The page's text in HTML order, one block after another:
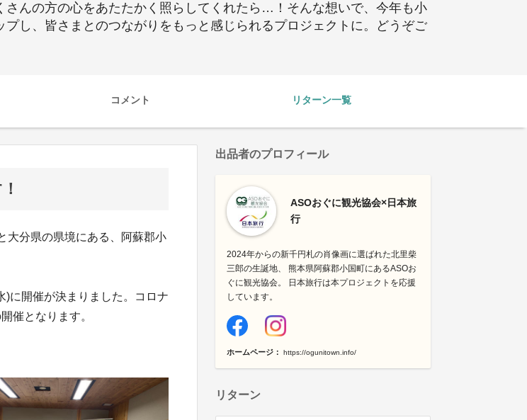
んの方の心をあたたかく照らしてくれたら…！そんな想いで、今年も小
し、皆さまとのつながりをもっと感じられるプロジェクトに。どうぞご
コメント リターン一覧
大分県の県境にある、阿蘇郡小
)に開催が決まりました。コロナ
催となります。
出品者のプロフィール
ASOおぐに観光協会×日本旅
行
2024年からの新千円札の肖像画に選ばれた北里柴
三郎の生誕地、 熊本県阿蘇郡小国町にあるASOお
ぐに観光協会。 日本旅行は本プロジェクトを応援
しています。
ホームページ： https://ogunitown.info/
リターン